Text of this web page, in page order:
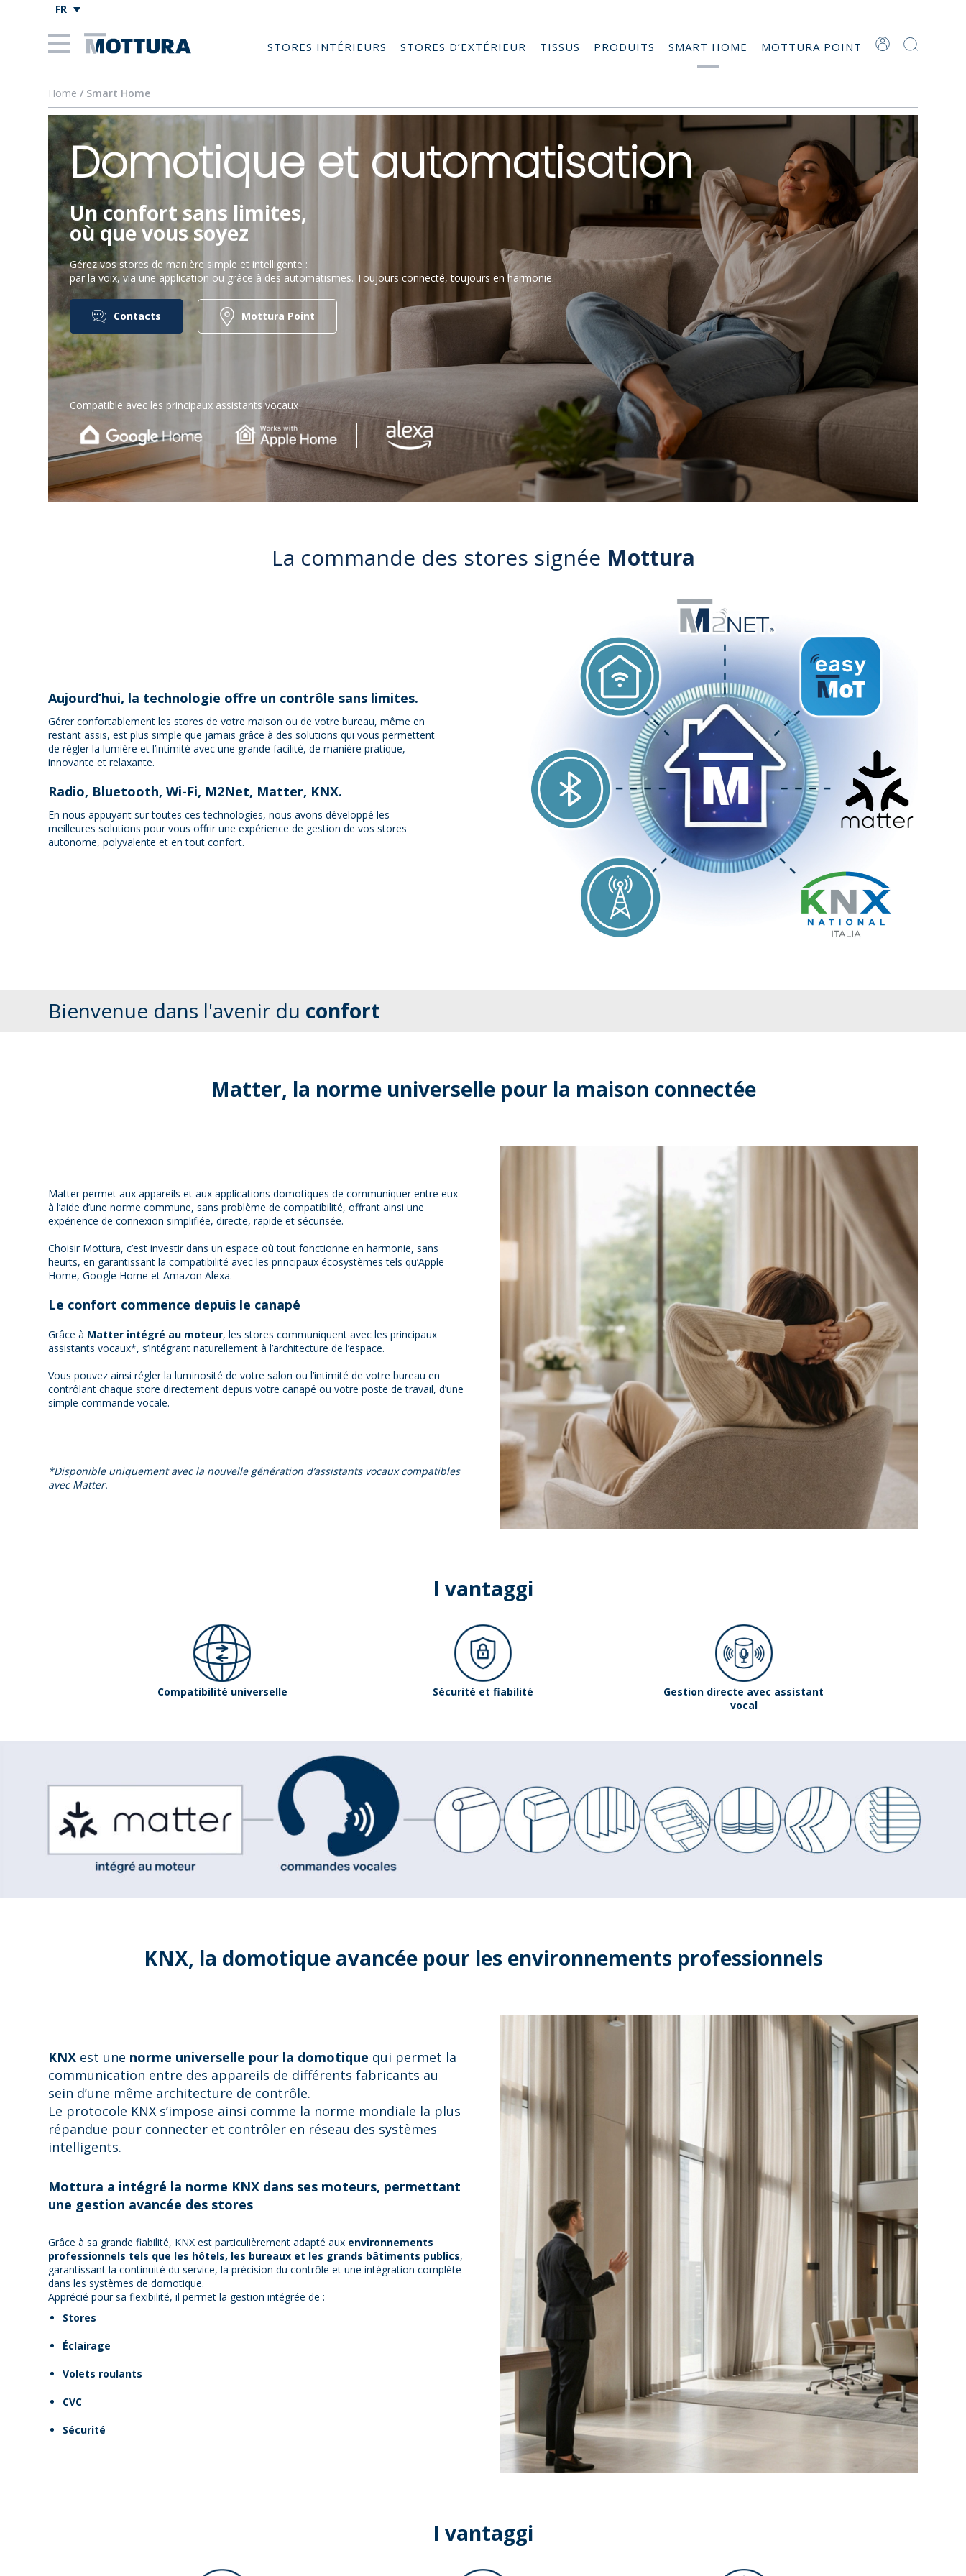
FR
STORES INTÉRIEURS STORES D’EXTÉRIEUR TISSUS PRODUITS SMART HOME MOTTURA POINT
Home / Smart Home
Domotique et automatisation
Un confort sans limites,
où que vous soyez
Gérez vos stores de manière simple et intelligente :
par la voix, via une application ou grâce à des automatismes. Toujours connecté, toujours en harmonie.
Contacts Mottura Point
Compatible avec les principaux assistants vocaux
La commande des stores signée Mottura
Aujourd’hui, la technologie offre un contrôle sans limites.
Gérer confortablement les stores de votre maison ou de votre bureau, même en
restant assis, est plus simple que jamais grâce à des solutions qui vous permettent
de régler la lumière et l’intimité avec une grande facilité, de manière pratique,
innovante et relaxante.
Radio, Bluetooth, Wi-Fi, M2Net, Matter, KNX.
En nous appuyant sur toutes ces technologies, nous avons développé les
meilleures solutions pour vous offrir une expérience de gestion de vos stores
autonome, polyvalente et en tout confort.
Bienvenue dans l'avenir du confort
Matter, la norme universelle pour la maison connectée
Matter permet aux appareils et aux applications domotiques de communiquer entre eux
à l’aide d’une norme commune, sans problème de compatibilité, offrant ainsi une
expérience de connexion simplifiée, directe, rapide et sécurisée.
Choisir Mottura, c’est investir dans un espace où tout fonctionne en harmonie, sans
heurts, en garantissant la compatibilité avec les principaux écosystèmes tels qu’Apple
Home, Google Home et Amazon Alexa.
Le confort commence depuis le canapé
Grâce à Matter intégré au moteur, les stores communiquent avec les principaux
assistants vocaux*, s’intégrant naturellement à l’architecture de l’espace.
Vous pouvez ainsi régler la luminosité de votre salon ou l’intimité de votre bureau en
contrôlant chaque store directement depuis votre canapé ou votre poste de travail, d’une
simple commande vocale.
*Disponible uniquement avec la nouvelle génération d’assistants vocaux compatibles
avec Matter.
I vantaggi
Compatibilité universelle Sécurité et fiabilité
Gestion directe avec assistant
vocal
KNX, la domotique avancée pour les environnements professionnels
KNX est une norme universelle pour la domotique qui permet la
communication entre des appareils de différents fabricants au
sein d’une même architecture de contrôle.
Le protocole KNX s’impose ainsi comme la norme mondiale la plus
répandue pour connecter et contrôler en réseau des systèmes
intelligents.
Mottura a intégré la norme KNX dans ses moteurs, permettant
une gestion avancée des stores
Grâce à sa grande fiabilité, KNX est particulièrement adapté aux environnements
professionnels tels que les hôtels, les bureaux et les grands bâtiments publics,
garantissant la continuité du service, la précision du contrôle et une intégration complète
dans les systèmes de domotique.
Apprécié pour sa flexibilité, il permet la gestion intégrée de :
Stores
Éclairage
Volets roulants
CVC
Sécurité
I vantaggi